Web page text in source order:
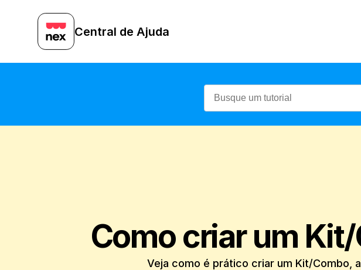
Central de Ajuda
Como criar um
Veja como é prático criar um Kit/Combo,